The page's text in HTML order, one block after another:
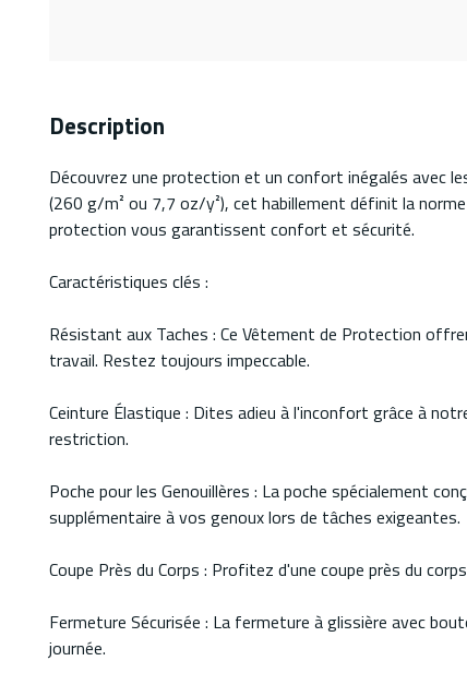
Description
Découvrez une protection et un confort inégalés avec
(260 g/m² ou 7,7 oz/y²), cet habillement définit la
protection vous garantissent confort et sécurité.
Caractéristiques clés :
Résistant aux Taches : Ce Vêtement de Protection
travail. Restez toujours impeccable.
Ceinture Élastique : Dites adieu à l'inconfort grâce à
restriction.
Poche pour les Genouillères : La poche spécialement
supplémentaire à vos genoux lors de tâches exigeantes.
Coupe Près du Corps : Profitez d'une coupe près du
Fermeture Sécurisée : La fermeture à glissière avec
journée.